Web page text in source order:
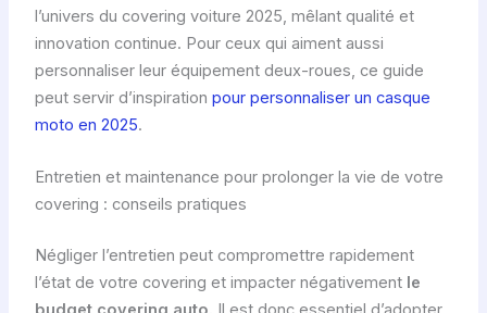
l’univers du covering voiture 2025, mêlant qualité et
innovation continue. Pour ceux qui aiment aussi
personnaliser leur équipement deux-roues, ce guide
peut servir d’inspiration pour personnaliser un casque
moto en 2025.
Entretien et maintenance pour prolonger la vie de votre
covering : conseils pratiques
Négliger l’entretien peut compromettre rapidement
l’état de votre covering et impacter négativement le